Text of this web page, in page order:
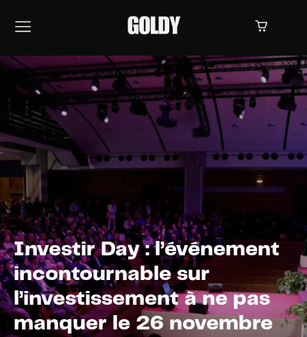
Investir Day : l’événement
incontournable sur
l’investissement à ne pas
manquer le 26 novembre